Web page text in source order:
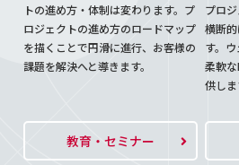
トの進め方・体制は変わります。プ
ロジェクトの進め方のロードマップ
を描くことで円滑に進行、お客様の
課題を解決へと導きます。
プロ
横断
す。
柔軟
供しま
教育・セミナー